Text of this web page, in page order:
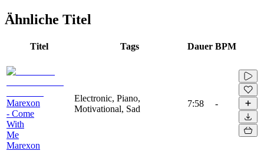
Ähnliche Titel
Titel Tags Dauer BPM
Marexon
- Come
With
Me
Marexon
Electronic, Piano,
Motivational, Sad
7:58 -